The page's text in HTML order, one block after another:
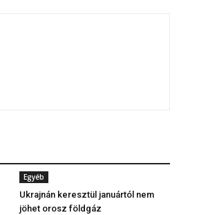
Egyéb
Ukrajnán keresztül januártól nem
jöhet orosz földgáz